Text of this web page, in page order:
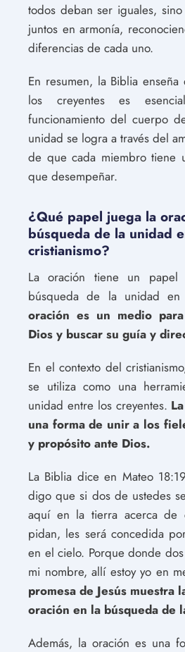
todos deban ser iguales,
juntos en armonía,
diferencias de cada uno.
En resumen, la Biblia
los creyentes es
funcionamiento del cuerpo
unidad se logra a través del
de que cada miembro tiene
que desempeñar.
¿Qué papel juega la
búsqueda de la unidad
cristianismo?
La oración tiene un papel
búsqueda de la unidad en
oración es un medio
Dios y buscar su guía y
En el contexto del
se utiliza como una
unidad entre los creyentes.
una forma de unir a los
y propósito ante Dios.
La Biblia dice en Mateo
digo que si dos de ustedes
aquí en la tierra acerca de
pidan, les será concedida
en el cielo. Porque donde
mi nombre, allí estoy yo en
promesa de Jesús muestra
oración en la búsqueda de
Además, la oración es una